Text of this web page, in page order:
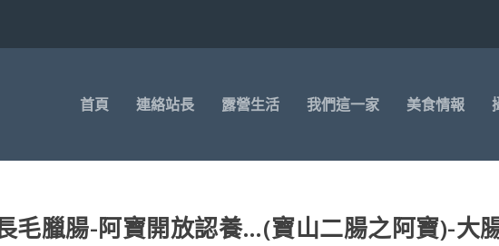
首頁 連絡站長 露營生活 我們這一家 美食情報
毛臘腸-阿寶開放認養…(寶山二腸之阿寶)-大